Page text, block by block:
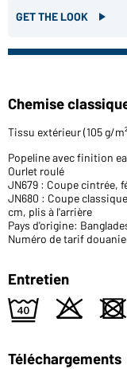
GET THE LOOK
Chemise
Tissu extérieur (105 g/
Popeline avec finition
Ourlet roulé
JN679 : Coupe cintrée,
JN680 : Coupe
cm, plis à l'arrière
Pays d'origine:
Numéro de tarif
Entretien
9 o d
Téléchargements